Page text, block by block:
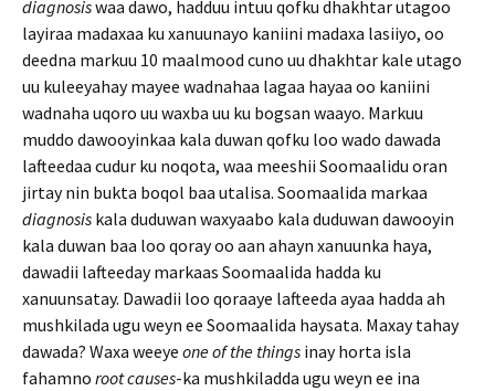
diagnosiswaa dawo, hadduu intuu qofku dhakhtar utagoo
layiraa madaxaa ku xanuunayo kaniini madaxa lasiiyo, oo
deedna markuu 10 maalmood cuno uu dhakhtar kale utago
uu kuleeyahay mayee wadnahaa lagaa hayaa oo kaniini
wadnaha uqoro uu waxba uu ku bogsan waayo. Markuu
muddo dawooyinkaa kala duwan qofku loo wado dawada
lafteedaa cudur ku noqota, waa meeshii Soomaalidu oran
jirtay nin bukta boqol baa utalisa. Soomaalida markaa
diagnosis kala duduwan waxyaabo kala duduwan dawooyin
kala duwan baa loo qoray oo aan ahayn xanuunka haya,
dawadii lafteeday markaas Soomaalida hadda ku
xanuunsatay. Dawadii loo qoraaye lafteeda ayaa hadda ah
mushkilada ugu weyn ee Soomaalida haysata. Maxay tahay
dawada? Waxa weeye one of the things inay horta isla
fahamno root causes-ka mushkiladda ugu weyn ee ina